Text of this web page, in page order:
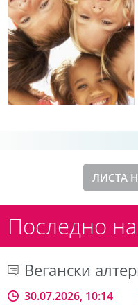
ЛИСТА
Последно
Вегански
30.07.2026, 10:14